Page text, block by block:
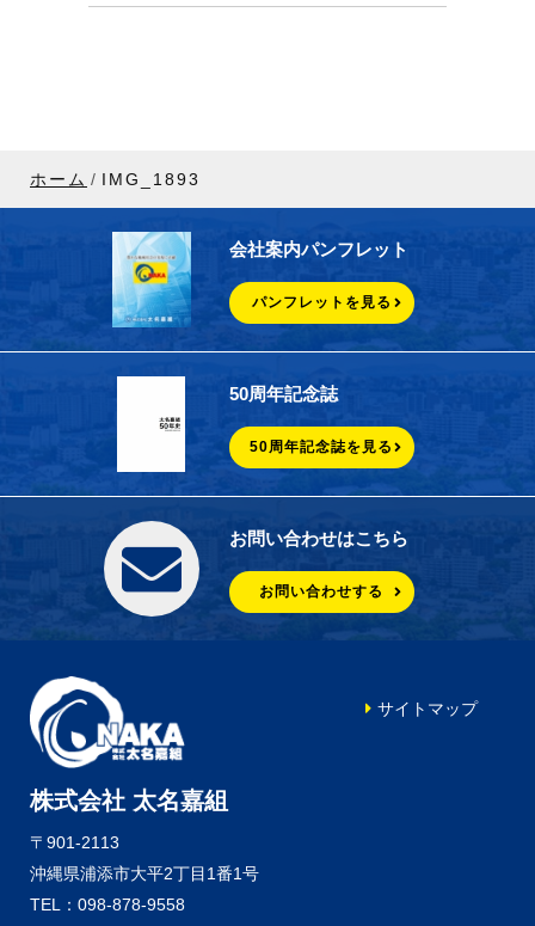
ホーム IMG_1893
会社案内パンフレット
パンフレットを見る
50周年記念誌
50周年記念誌を見る
お問い合わせはこちら
お問い合わせする
株式会社 太名嘉組
〒901-2113
沖縄県浦添市大平2丁目1番1号
TEL：098-878-9558
サイトマップ